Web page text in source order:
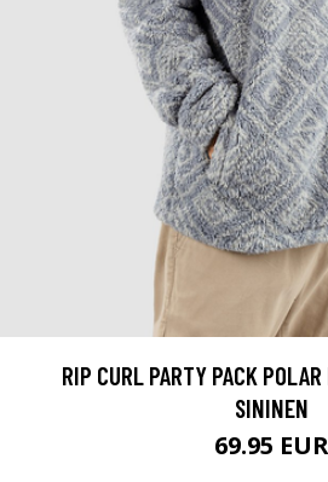
RIP CURL PARTY PACK
SININEN
69.95 EUR